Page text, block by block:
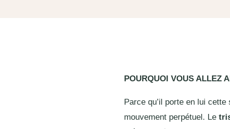
POURQUOI VOUS ALLEZ
Parce qu’il porte en lui
mouvement perpétuel. Le